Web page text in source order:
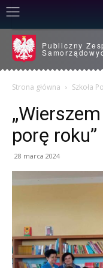
Publiczny
Strona główna Szkoła
porę roku”
28 marca 2024